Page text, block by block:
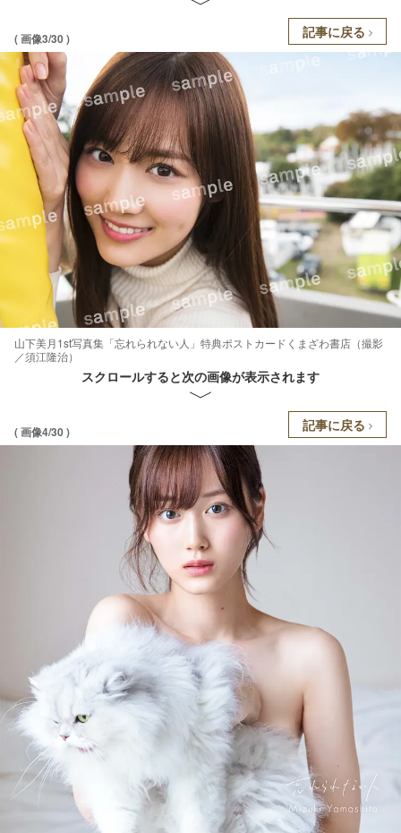
( 画像3/30 ) 記事に戻る
山下美月1st写真集「忘れられない人」特典ポストカードくまざわ書店（撮影
／須江隆治）
スクロールすると次の画像が表示されます
( 画像4/30 ) 記事に戻る